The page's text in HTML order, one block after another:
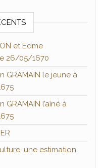
et Edme
26/05/1670
GRAMAIN le jeune à
l’aîné à
une estimation